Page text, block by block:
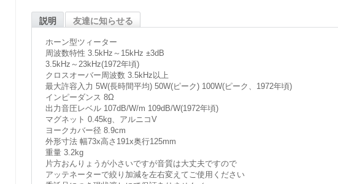
説明 友達に知らせる
ホーン型ツィーター
周波数特性 3.5kHz～15kHz ±3dB
3.5kHz～23kHz(1972年頃)
クロスオーバー周波数 3.5kHz以上
最大許容入力 5W(長時間平均) 50W(ピーク) 100W(ピーク、1972年頃)
インピーダンス 8Ω
出力音圧レベル 107dB/W/m 109dB/W(1972年頃)
マグネット 0.45kg、アルニコV
ヨークカバー径 8.9cm
外形寸法 幅73x高さ191x奥行125mm
重量 3.2kg
片方おんりょうが小さいですが音質は大丈夫ですので
アッテネーターで絞り加減を左右変えてご使用ください